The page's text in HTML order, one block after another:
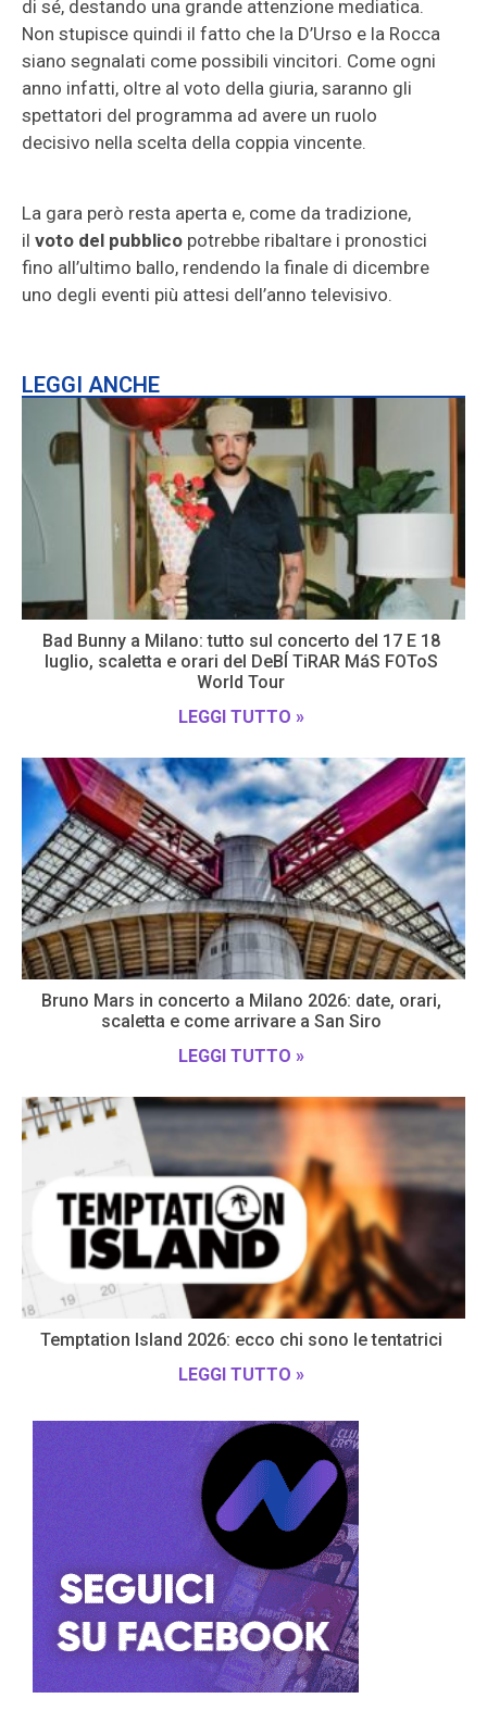
di sé, destando una grande attenzione mediatica.
Non stupisce quindi il fatto che la D’Urso e la Rocca
siano segnalati come possibili vincitori. Come ogni
anno infatti, oltre al voto della giuria, saranno gli
spettatori del programma ad avere un ruolo
decisivo nella scelta della coppia vincente.
La gara però resta aperta e, come da tradizione,
il voto del pubblico potrebbe ribaltare i pronostici
fino all’ultimo ballo, rendendo la finale di dicembre
uno degli eventi più attesi dell’anno televisivo.
LEGGI ANCHE
Bad Bunny a Milano: tutto sul concerto del 17 E 18
luglio, scaletta e orari del DeBÍ TiRAR MáS FOToS
World Tour
LEGGI TUTTO »
Bruno Mars in concerto a Milano 2026: date, orari,
scaletta e come arrivare a San Siro
LEGGI TUTTO »
Temptation Island 2026: ecco chi sono le tentatrici
LEGGI TUTTO »